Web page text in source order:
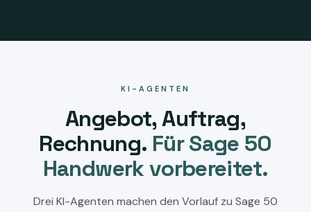
KI-AGENTEN
Angebot, Auftrag,
Rechnung. Für Sage 50
Handwerk vorbereitet.
Drei KI-Agenten machen den Vorlauf zu Sage 50